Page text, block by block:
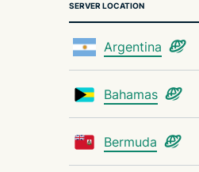
SERVER LOCATION
Argentina
Bahamas
Bermuda